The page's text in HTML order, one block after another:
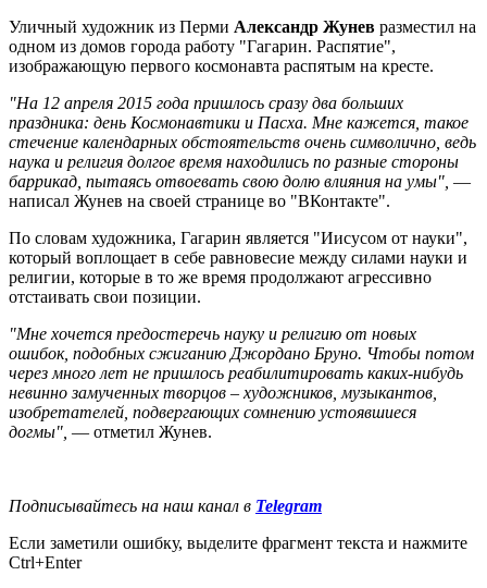
Уличный художник из Перми Александр Жунев разместил на
одном из домов города работу "Гагарин. Распятие",
изображающую первого космонавта распятым на кресте.
"На 12 апреля 2015 года пришлось сразу два больших
праздника: день Космонавтики и Пасха. Мне кажется, такое
стечение календарных обстоятельств очень символично, ведь
наука и религия долгое время находились по разные стороны
баррикад, пытаясь отвоевать свою долю влияния на умы", —
написал Жунев на своей странице во "ВКонтакте".
По словам художника, Гагарин является "Иисусом от науки",
который воплощает в себе равновесие между силами науки и
религии, которые в то же время продолжают агрессивно
отстаивать свои позиции.
"Мне хочется предостеречь науку и религию от новых
ошибок, подобных сжиганию Джордано Бруно. Чтобы потом
через много лет не пришлось реабилитировать каких-нибудь
невинно замученных творцов – художников, музыкантов,
изобретателей, подвергающих сомнению устоявшиеся
догмы", — отметил Жунев.
Подписывайтесь на наш канал в Telegram
Если заметили ошибку, выделите фрагмент текста и нажмите
Ctrl+Enter